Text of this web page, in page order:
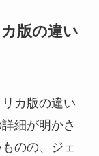
版の違い
カ版の違い
細が明かさ
のの、ジェ